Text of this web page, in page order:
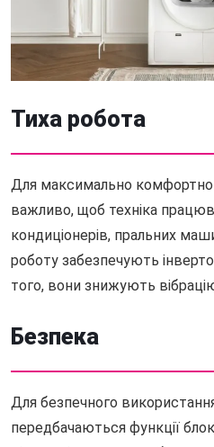
Тиха робота
Для максимально
важливо, щоб техніка
кондиціонерів, пральних
роботу забезпечують
того, вони знижують
Безпека
Для безпечного
передбачаються функції